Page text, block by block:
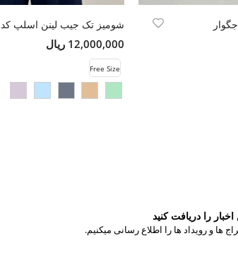
شومیز تک جیب لینن اسلپ کد 6159
12,000,000 ریال
Free Size
را دریافت کنید
ها و رویداد ها را اطلاع رسانی میکنیم.